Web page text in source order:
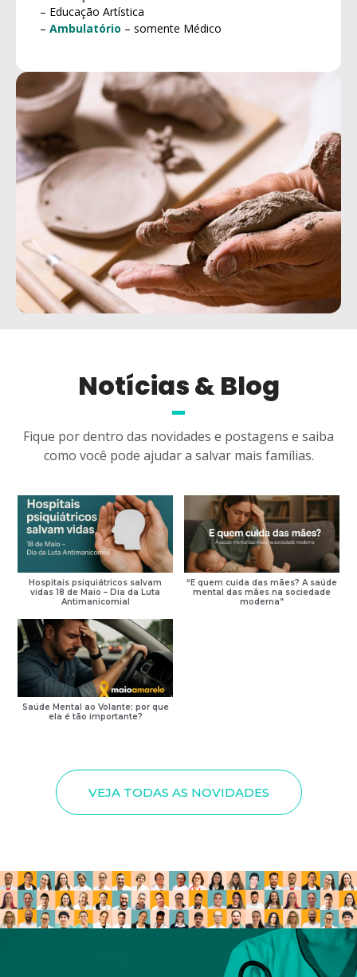
– Educação Artística
– Ambulatório – somente Médico
Notícias & Blog
Fique por dentro das novidades e postagens e saiba
como você pode ajudar a salvar mais famílias.
Hospitais psiquiátricos salvam
vidas 18 de Maio – Dia da Luta
Antimanicomial
“E quem cuida das mães? A saúde
mental das mães na sociedade
moderna”
Saúde Mental ao Volante: por que
ela é tão importante?
VEJA TODAS AS NOVIDADES